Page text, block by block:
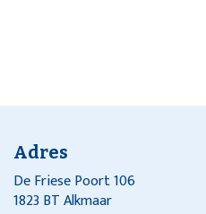
Adres
De Friese Poort 106
1823 BT Alkmaar